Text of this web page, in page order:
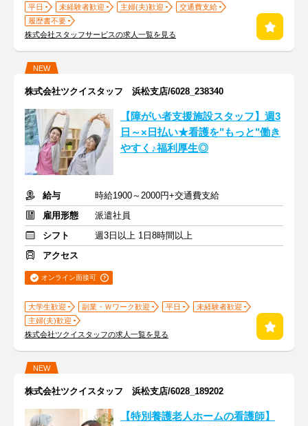
平日 未経験者歓迎 主婦(夫)歓迎
交通費支給
履歴書不要
株式会社スタッフサービスの求人一覧を見る
NEW
株式会社ツクイスタッフ 浜松支店/6028_238340
【障がい者支援施設スタッフ】週3
日～×日払い★看護を"もっと"働き
やすく♪福利厚生◎
給与
時給1900～2000円+交通費支給
雇用形態
派遣社員
シフト
週3日以上 1日8時間以上
アクセス
オンライン面接可
大学生歓迎 副業・Ｗワーク歓迎 平日
未経験者歓迎
主婦(夫)歓迎
株式会社ツクイスタッフの求人一覧を見る
NEW
株式会社ツクイスタッフ 浜松支店/6028_189202
【特別養護老人ホームの看護師】